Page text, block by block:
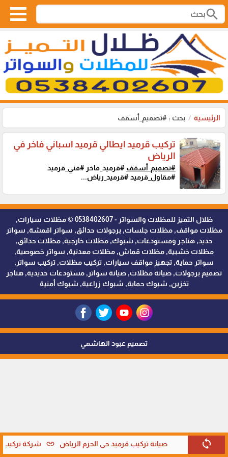
search
الرئيسية بحث : #تصميم_أسقف
sync صيانة تركيب قرميد حي الحزم الرياض link شركة تركيب
تركيب قرميد ايطالي قرميد اسباني فاخر في
الرياض
#تصميم_أسقف #قرميد_فاخر #فني_قرميد
#مقاول_قرميد #قرميد_رياض...
ظلال التميز للمظلات والسواتر - 0538402607 © مظلات سيارات,
مظلات مواقف, مظلات جلسات, برجولات حدائق, سواتر اقمشة, سواتر
حديد, هناجر ومستودعات, شبوك, مظلات خارجية, مظلات حدائق,
مظلات خشبية, مظلات قماش, مظلات معدنية, سواتر خصوصية,
سواتر حماية, تجهيز مواقف سيارات, تركيب مظلات, تركيب سواتر,
تصميم برجولات, صيانة مظلات, صيانة سواتر, مستودعات حديدية, هناجر
تخزين, شبوك حماية, شبوك زراعية, شبوك أمنية
تصميم عبود الهاشمي